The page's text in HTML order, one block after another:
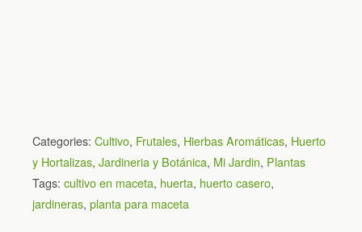
Categories: Cultivo, Frutales, Hierbas Aromáticas, Huerto
y Hortalizas, Jardineria y Botánica, Mi Jardin, Plantas
Tags: cultivo en maceta, huerta, huerto casero,
jardineras, planta para maceta